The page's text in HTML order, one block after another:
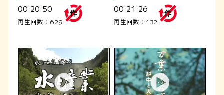
00:20:50
再生回数：629
00:21:26
再生回数：132